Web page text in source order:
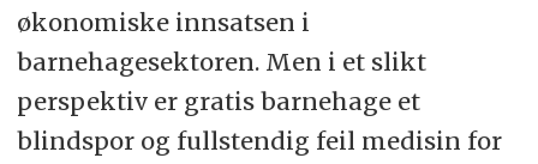
økonomiske innsatsen i
barnehagesektoren. Men i et slikt
perspektiv er gratis barnehage et
blindspor og fullstendig feil medisin for